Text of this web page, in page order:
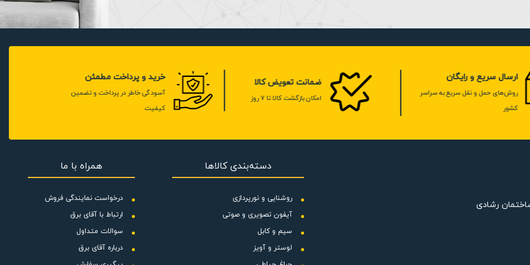
ارسال سریع و رایگان
روش‌های حمل و نقل سریع به سراسر
کشور
ضمانت تعویض کالا
امکان بازگشت کالا تا 7 روز
خرید و پرداخت مطمئن
آسودگی خاطر در پرداخت و تضمین
کیفیت
رشادی
دسته‌بندی کالاها
روشنایی و نورپردازی
آیفون تصویری و صوتی
سیم و کابل
لوستر و آویز
همراه با ما
درخواست نمایندگی فروش
ارتباط با آقای برق
سوالات متداول
درباره آقای برق